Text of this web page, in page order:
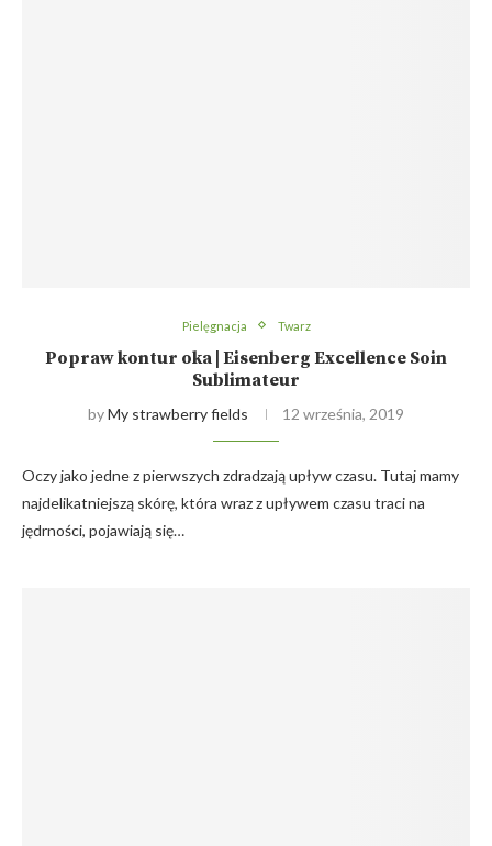
Pielęgnacja Twarz
Popraw kontur oka | Eisenberg Excellence Soin
Sublimateur
byMy strawberry fields 12 września, 2019
Oczy jako jedne z pierwszych zdradzają upływ czasu. Tutaj mamy
najdelikatniejszą skórę, która wraz z upływem czasu traci na
jędrności, pojawiają się…